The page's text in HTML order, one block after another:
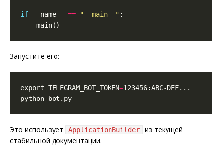
if __name__ == "__main__"
Запустите его:
export TELEGRAM_BOT_TOKEN=
Это использует ApplicationBuilder
из текущей
стабильной документации.